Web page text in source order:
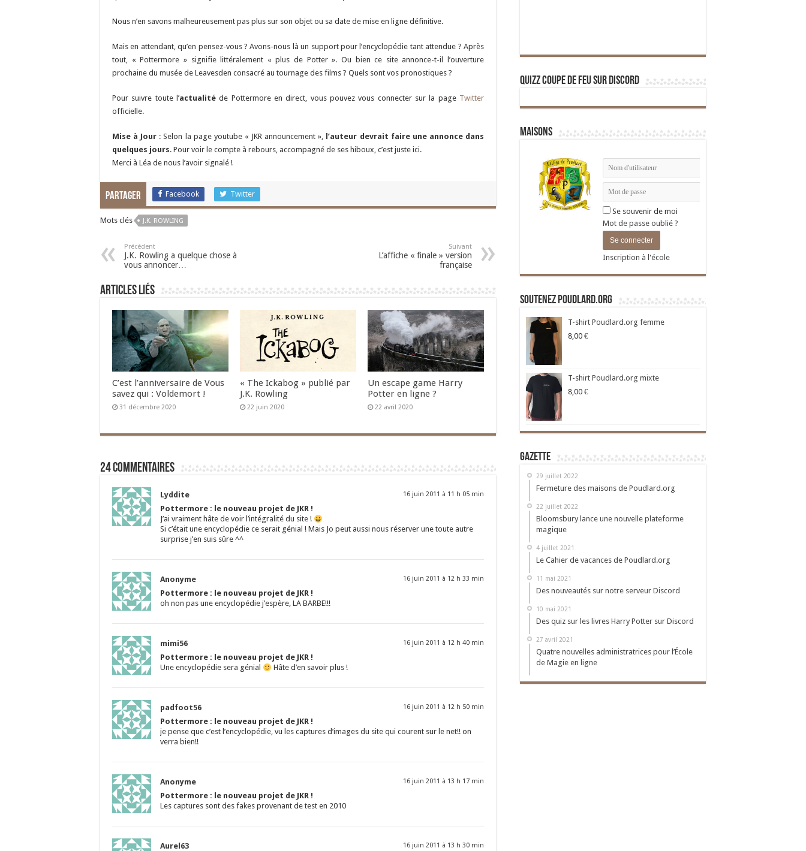
Nous n’en savons malheureusement pas plus sur son objet ou sa date de mise en ligne définitive.
Mais en attendant, qu’en pensez-vous ? Avons-nous là un support pour l’encyclopédie tant attendue ? Après
tout, « Pottermore » signifie littéralement « plus de Potter ». Ou bien ce site annonce-t-il l’ouverture
prochaine du musée de Leavesden consacré au tournage des films ? Quels sont vos pronostiques ?
Pour suivre toute l’actualité de Pottermore en direct, vous pouvez vous connecter sur la page Twitter
officielle.
Mise à Jour : Selon la page youtube « JKR announcement », l’auteur devrait faire une annonce dans
quelques jours. Pour voir le compte à rebours, accompagné de ses hiboux, c’est juste ici.
Merci à Léa de nous l’avoir signalé !
Partager Facebook Twitter
Mots clés J.K. ROWLING
Précédent
J.K. Rowling a quelque chose à
vous annoncer…
Suivant
L’affiche « finale » version
française
Articles liés
C’est l’anniversaire de Vous
savez qui : Voldemort !
31 décembre 2020
« The Ickabog » publié par
J.K. Rowling
22 juin 2020
Un escape game Harry
Potter en ligne ?
22 avril 2020
24 commentaires
Lyddite 16 juin 2011 à 11 h 05 min
Pottermore : le nouveau projet de JKR !
J’ai vraiment hâte de voir l’intégralité du site !
Si c’était une encyclopédie ce serait génial ! Mais Jo peut aussi nous réserver une toute autre
surprise j’en suis sûre ^^
Anonyme 16 juin 2011 à 12 h 33 min
Pottermore : le nouveau projet de JKR !
oh non pas une encyclopédie j’espère, LA BARBE!!!
mimi56 16 juin 2011 à 12 h 40 min
Pottermore : le nouveau projet de JKR !
Une encyclopédie sera génial
Hâte d’en savoir plus !
padfoot56 16 juin 2011 à 12 h 50 min
Pottermore : le nouveau projet de JKR !
je pense que c’est l’encyclopédie, vu les captures d’images du site qui courent sur le net!! on
verra bien!!
Anonyme 16 juin 2011 à 13 h 17 min
Pottermore : le nouveau projet de JKR !
Les captures sont des fakes provenant de test en 2010
Aurel63 16 juin 2011 à 13 h 30 min
Quizz Coupe de Feu sur Discord
Maisons
Se souvenir de moi
Mot de passe oublié ?
Inscription à l'école
Soutenez Poudlard.org
T-shirt Poudlard.org femme
8,00 €
T-shirt Poudlard.org mixte
8,00 €
Gazette
29 juillet 2022
Fermeture des maisons de Poudlard.org
22 juillet 2022
Bloomsbury lance une nouvelle plateforme
magique
4 juillet 2021
Le Cahier de vacances de Poudlard.org
11 mai 2021
Des nouveautés sur notre serveur Discord
10 mai 2021
Des quiz sur les livres Harry Potter sur Discord
27 avril 2021
Quatre nouvelles administratrices pour l’École
de Magie en ligne